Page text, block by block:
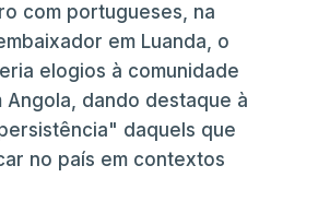
com portugueses, na
em Luanda, o
elogios à comunidade
Angola, dando destaque à
daquels que
no país em contextos